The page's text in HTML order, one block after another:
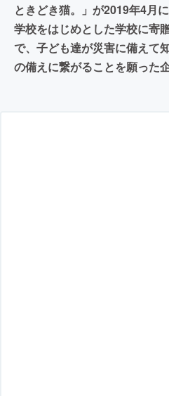
ときどき猫。」が2019年4月
学校をはじめとした学校に寄
で、子ども達が災害に備えて
の備えに繋がることを願った